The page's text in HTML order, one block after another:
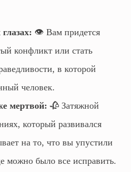
👁️ Вам придется
конфликт или стать
в которой
человек.
мертвой: 🥀 Затяжной
который развивался
на то, что вы упустили
можно было все исправить.